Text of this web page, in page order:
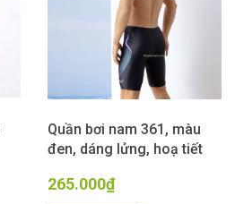
Quần bơi nam 361, màu
đen, dáng lửng, hoạ tiết
265.000₫